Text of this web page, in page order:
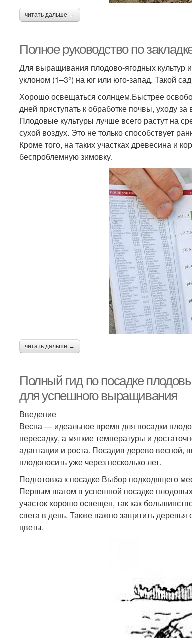
читать дальше →
Полное руководство по
Для выращивания плодово-ягодных культур
уклоном (1–3°) на юг или юго-запад. Такой
Хорошо освещаться солнцем.Быстрее
дней приступать к обработке почвы, уходу
Плодовые культуры лучше всего растут на
сухой воздух. Это не только способствует
Кроме того, на таких участках древесина и
беспроблемную зимовку.
читать дальше →
Полный гид по посадке
для успешного выращивания
Введение
Весна — идеальное время для посадки
пересадку, а мягкие температуры и
адаптации и роста. Посадив дерево весной,
плодоносить уже через несколько лет.
Подготовка к посадке Выбор подходящего
Первым шагом в успешной посадке
участок хорошо освещен, так как
света в день. Также важно защитить деревья
цветы.